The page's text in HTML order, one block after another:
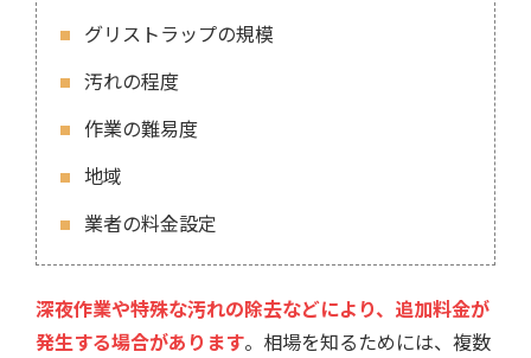
グリストラップの規模
汚れの程度
作業の難易度
地域
業者の料金設定
深夜作業や特殊な汚れの除去などにより、追加料金が
発生する場合があります。相場を知るためには、複数